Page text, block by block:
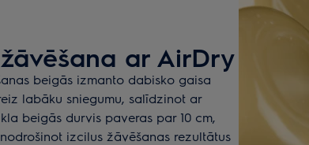
ar AirDry
beigās izmanto dabisko gaisa
labāku sniegumu, salīdzinot ar
beigās durvis paveras par 10 cm,
izcilus žāvēšanas rezultātus